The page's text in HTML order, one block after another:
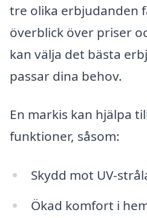
tre olika erbjudanden
överblick över priser
kan välja det bästa
passar dina behov.
En markis kan hjälpa
funktioner, såsom:
Skydd mot UV-
Ökad komfort i